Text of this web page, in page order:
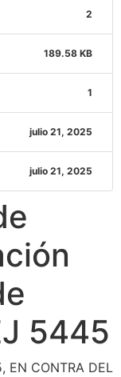
2
189.58 KB
1
julio 21, 2025
julio 21, 2025
5445
EN CONTRA DEL